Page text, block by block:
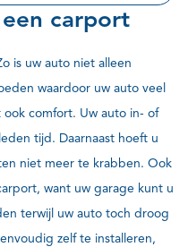
carport
is uw auto niet alleen
waardoor uw auto veel
comfort. Uw auto in- of
tijd. Daarnaast hoeft u
niet meer te krabben. Ook
want uw garage kunt u
terwijl uw auto toch droog
zelf te installeren,